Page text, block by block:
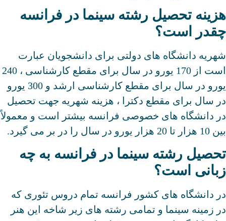
هزینه تحصیل رشته سینما در فرانسه
چقدر است؟
شهریه دانشگاه های دولتی برای دانشجویان عبارت
است از 170 یورو در سال برای مقطع کارشناسی ، 240
یورو در سال برای مقطع کارشناسی ارشد و 300 یورو
در سال برای مقطع دکترا ، هزینه شهریه جهت تحصیل
در دانشگاه های خصوصی فرانسه بیشتر است و معمولاً
بین 10 هزار تا 20 هزار یورو در سال را در بر می گیرد.
تحصیل رشته سینما در فرانسه به چه
زبانی است؟
در دانشگاه های کشور فرانسه تمام دروس تئوری که
در زمینه سینما و تمامی رشته های زیر شاخه این هنر